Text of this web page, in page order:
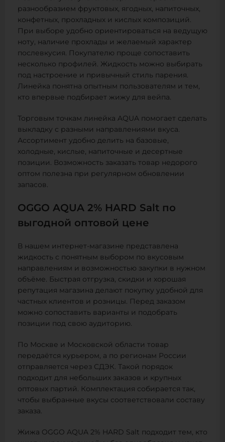
разнообразием фруктовых, ягодных, напиточных,
конфетных, прохладных и кислых композиций.
При выборе удобно ориентироваться на ведущую
ноту, наличие прохлады и желаемый характер
послевкусия. Покупателю проще сопоставить
несколько профилей. Жидкость можно выбирать
под настроение и привычный стиль парения.
Линейка понятна опытным пользователям и тем,
кто впервые подбирает жижу для вейпа.
Торговым точкам линейка AQUA помогает сделать
выкладку с разными направлениями вкуса.
Ассортимент удобно делить на базовые,
холодные, кислые, напиточные и десертные
позиции. Возможность заказать товар недорого
оптом полезна при регулярном обновлении
запасов.
OGGO AQUA 2% HARD Salt по
выгодной оптовой цене
В нашем интернет-магазине представлена
жидкость с понятным выбором по вкусовым
направлениям и возможностью закупки в нужном
объёме. Быстрая отгрузка, скидки и хорошая
репутация магазина делают покупку удобной для
частных клиентов и розницы. Перед заказом
можно сопоставить варианты и подобрать
позиции под свою аудиторию.
По Москве и Московской области товар
передаётся курьером, а по регионам России
отправляется через СДЭК. Такой порядок
подходит для небольших заказов и крупных
оптовых партий. Комплектация собирается так,
чтобы выбранные вкусы соответствовали составу
заказа.
Жижа OGGO AQUA 2% HARD Salt подходит тем, кто